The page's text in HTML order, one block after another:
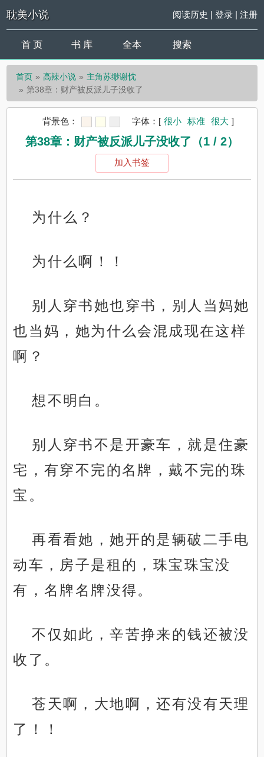
耽美小说 阅读历史 | 登录| 注册
首 页 书 库 全本 搜索
首页 高辣小说
主角苏缈谢忱
第38章：财产被反派儿子没收了
背景色： 字体： [ 很小 标准 很大 ]
第38章：财产被反派儿子没收了（1 / 2）
加入书签
为什么？
为什么啊！！
别人穿书她也穿书，别人当妈她
也当妈，她为什么会混成现在这样
啊？
想不明白。
别人穿书不是开豪车，就是住豪
宅，有穿不完的名牌，戴不完的珠
宝。
再看看她，她开的是辆破二手电
动车，房子是租的，珠宝珠宝没
有，名牌名牌没得。
不仅如此，辛苦挣来的钱还被没
收了。
苍天啊，大地啊，还有没有天理
了！！